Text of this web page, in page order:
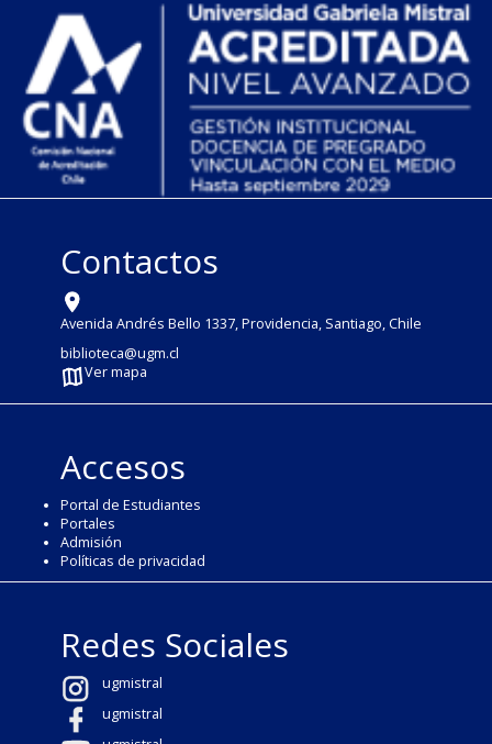
Contactos
Avenida Andrés Bello 1337, Providencia, Santiago, Chile
biblioteca@ugm.cl
Ver mapa
Accesos
Portal de Estudiantes
Portales
Admisión
Políticas de privacidad
Redes Sociales
ugmistral
ugmistral